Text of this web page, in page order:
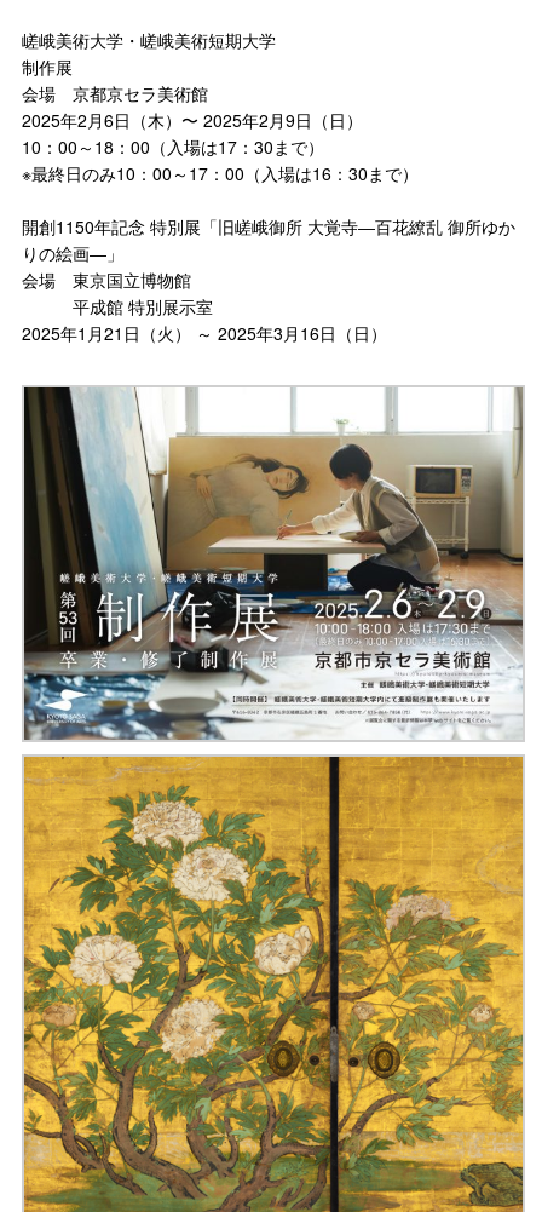
嵯峨美術大学・嵯峨美術短期大学
制作展
会場 京都京セラ美術館
2025年2月6日（木）〜 2025年2月9日（日）
10：00～18：00（入場は17：30まで）
※最終日のみ10：00～17：00（入場は16：30まで）
開創1150年記念 特別展「旧嵯峨御所 大覚寺―百花繚乱 御所ゆか
りの絵画―」
会場 東京国立博物館
平成館 特別展示室
2025年1月21日（火） ～ 2025年3月16日（日）